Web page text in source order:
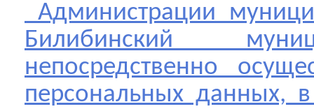
Администрации
Билибинский
непосредственно
персональных данных,